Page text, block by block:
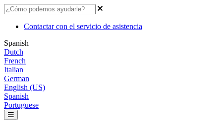
Contactar con el servicio de asistencia
Spanish
Dutch
French
Italian
German
English (US)
Spanish
Portuguese